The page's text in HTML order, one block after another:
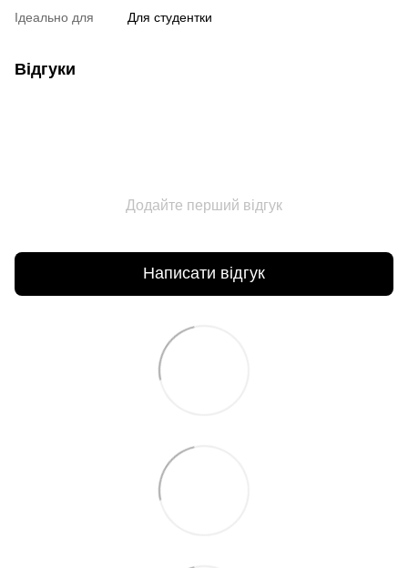
Ідеально для Для студентки
Відгуки
Додайте перший відгук
Написати відгук